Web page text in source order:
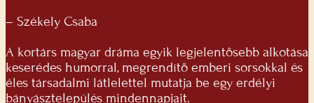
– Székely Csaba
A kortárs magyar dráma egyik legjelentősebb alkotása
keserédes humorral, megrendítő emberi sorsokkal és
éles társadalmi látlelettel mutatja be egy erdélyi
bányásztelepülés mindennapjait.